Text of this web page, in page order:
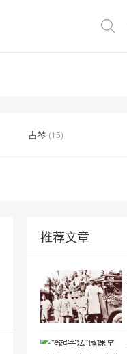
古琴 (15)
推荐文章